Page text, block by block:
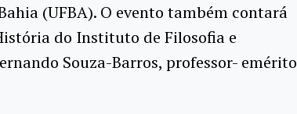
(UFBA). O evento também contará
do Instituto de Filosofia e
Souza-Barros, professor- emérito